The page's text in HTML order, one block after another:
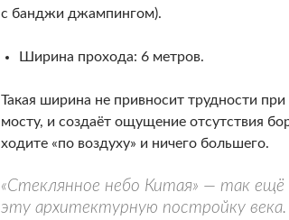
с банджи джампингом).
Ширина прохода: 6 метров.
Такая ширина не привносит трудности
мосту, и создаёт ощущение отсутствия
ходите «по воздуху» и ничего большего.
«Стеклянное небо Китая» — так ещё
эту архитектурную постройку